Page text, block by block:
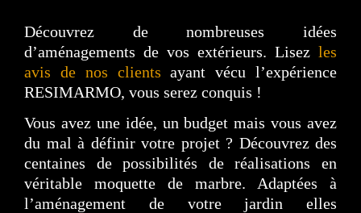
Découvrez de nombreuses idées
d’aménagements de vos extérieurs. Lisez les
avis de nos clients ayant vécu l’expérience
RESIMARMO, vous serez conquis !
Vous avez une idée, un budget mais vous avez
du mal à définir votre projet ? Découvrez des
centaines de possibilités de réalisations en
véritable moquette de marbre. Adaptées à
l’aménagement de votre jardin elles